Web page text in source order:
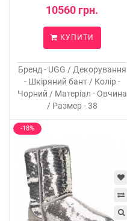
10560 грн.
КУПИТИ
Бренд - UGG / Декорування
- Шкіряний бант / Колір -
Чорний / Матеріал - Овчина
/ Размер - 38
-18%